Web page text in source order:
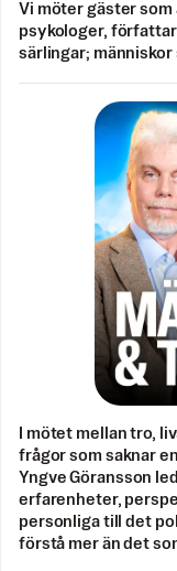
Vi möter gäster som
psykologer,
särlingar;
I mötet mellan tro,
frågor som saknar
Yngve Göransson
erfarenheter,
personliga till det
förstå mer än det